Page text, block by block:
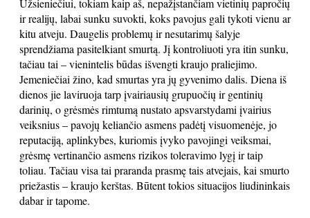
Užsieniečiui, tokiam kaip aš, nepažįstančiam vietinių papročių
ir realijų, labai sunku suvokti, koks pavojus gali tykoti vienu ar
kitu atveju. Daugelis problemų ir nesutarimų šalyje
sprendžiama pasitelkiant smurtą. Jį kontroliuoti yra itin sunku,
tačiau tai – vienintelis būdas išvengti kraujo praliejimo.
Jemeniečiai žino, kad smurtas yra jų gyvenimo dalis. Diena iš
dienos jie laviruoja tarp įvairiausių grupuočių ir gentinių
darinių, o grėsmės rimtumą nustato apsvarstydami įvairius
veiksnius – pavojų keliančio asmens padėtį visuomenėje, jo
reputaciją, aplinkybes, kuriomis įvyko pavojingi veiksmai,
grėsmę vertinančio asmens rizikos toleravimo lygį ir taip
toliau. Tačiau visa tai praranda prasmę tais atvejais, kai smurto
priežastis – kraujo kerštas. Būtent tokios situacijos liudininkais
dabar ir tapome.